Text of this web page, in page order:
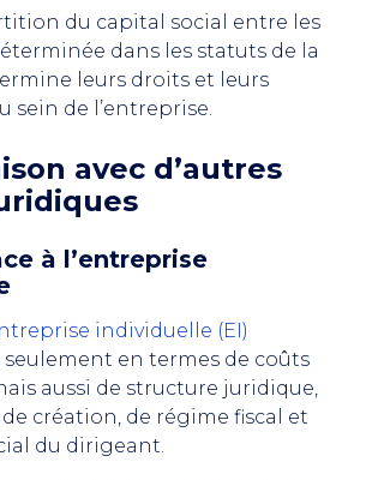
du capital social entre les
dans les statuts de la
leurs droits et leurs
sein de l’entreprise.
avec d’autres
à l’entreprise
individuelle (EI)
en termes de coûts
aussi de structure juridique,
création, de régime fiscal et
du dirigeant.